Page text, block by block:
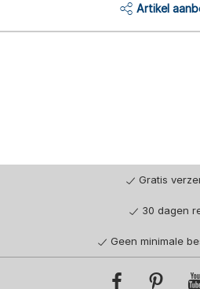
Artikel
Gratis
30 dagen
Geen minimale